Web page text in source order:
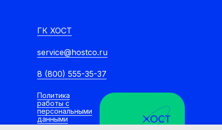
ГК ХОСТ
service@hostco.ru
8 (800) 555-35-37
Политика
работы с
персональными
данными